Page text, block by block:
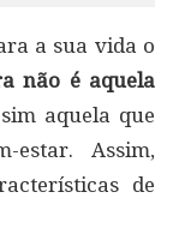
a sua vida o
não é aquela
aquela que
estar. Assim,
de